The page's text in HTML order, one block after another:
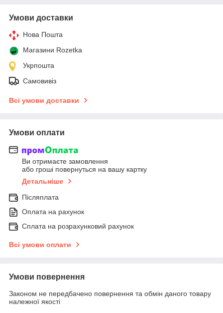
Умови доставки
Нова Пошта
Магазини Rozetka
Укрпошта
Самовивіз
Всі умови доставки
Умови оплати
Ви отримаєте замовлення
або гроші повернуться на вашу картку
Детальніше
Післяплата
Оплата на рахунок
Сплата на розрахунковий рахунок
Всі умови оплати
Умови повернення
Законом не передбачено повернення та обмін даного товару
належної якості